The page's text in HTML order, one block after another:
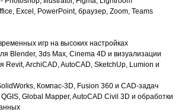
Excel, PowerPoint, браузер, Zoom, Teams
игр на высоких настройках
Blender, 3ds Max, Cinema 4D и визуализации
Revit, ArchiCAD, AutoCAD, SketchUp, Lumion и
Компас-3D, Fusion 360 и CAD-задач
Global Mapper, AutoCAD Civil 3D и обработки